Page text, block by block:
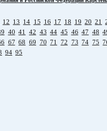
12 13 14 15 16 17 18 19 20 21
40 41 42 43 44 45 46 47 48
67 68 69 70 71 72 73 74 75
94 95